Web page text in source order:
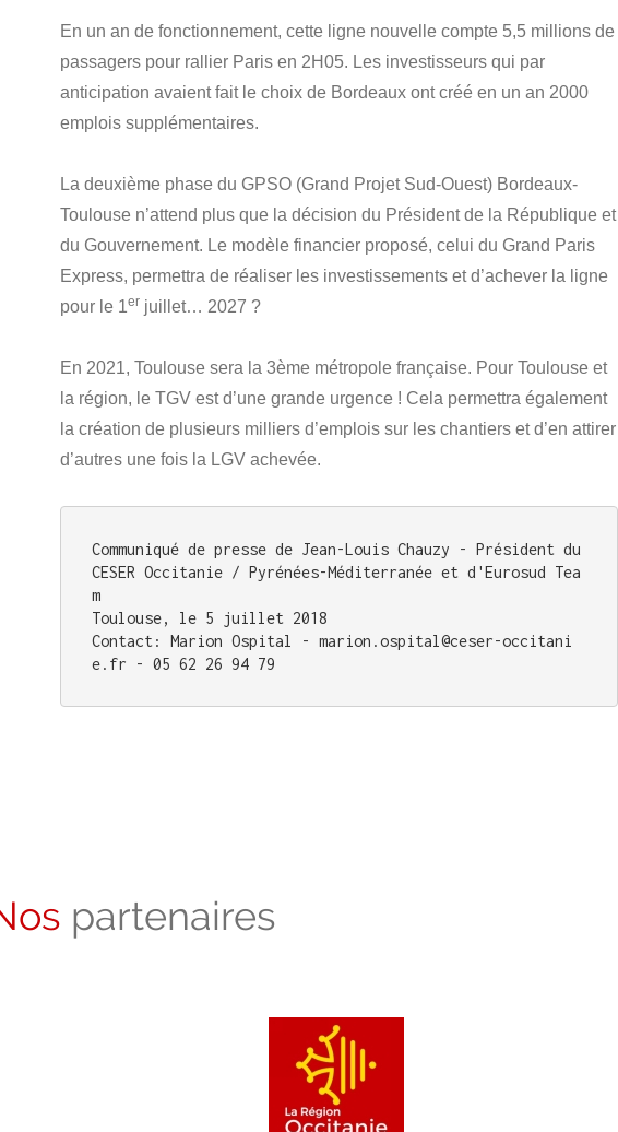
En un an de fonctionnement, cette ligne nouvelle compte 5,5 millions de
passagers pour rallier Paris en 2H05. Les investisseurs qui par
anticipation avaient fait le choix de Bordeaux ont créé en un an 2000
emplois supplémentaires.
La deuxième phase du GPSO (Grand Projet Sud-Ouest) Bordeaux-
Toulouse n’attend plus que la décision du Président de la République et
du Gouvernement. Le modèle financier proposé, celui du Grand Paris
Express, permettra de réaliser les investissements et d’achever la ligne
pour le 1er juillet… 2027 ?
En 2021, Toulouse sera la 3ème métropole française. Pour Toulouse et
la région, le TGV est d’une grande urgence ! Cela permettra également
la création de plusieurs milliers d’emplois sur les chantiers et d’en attirer
d’autres une fois la LGV achevée.
Communiqué de presse de Jean-Louis Chauzy - Président du
CESER Occitanie / Pyrénées-Méditerranée et d'Eurosud Tea
m
Toulouse, le 5 juillet 2018
Contact: Marion Ospital - marion.ospital@ceser-occitani
e.fr - 05 62 26 94 79
partenaires